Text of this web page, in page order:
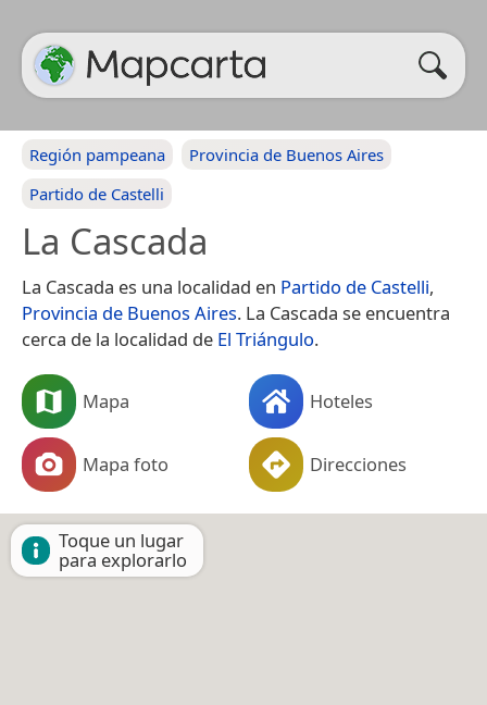
Región pampeana
Provincia de Buenos Aires
Partido de Castelli
La Cascada
La Cascada es una localidad en Partido de Castelli,
Provincia de Buenos Aires. La Cascada se encuentra
cerca de la localidad de El Triángulo.
Mapa Hoteles
Mapa foto Direcciones
Toque un lugar
para explorarlo